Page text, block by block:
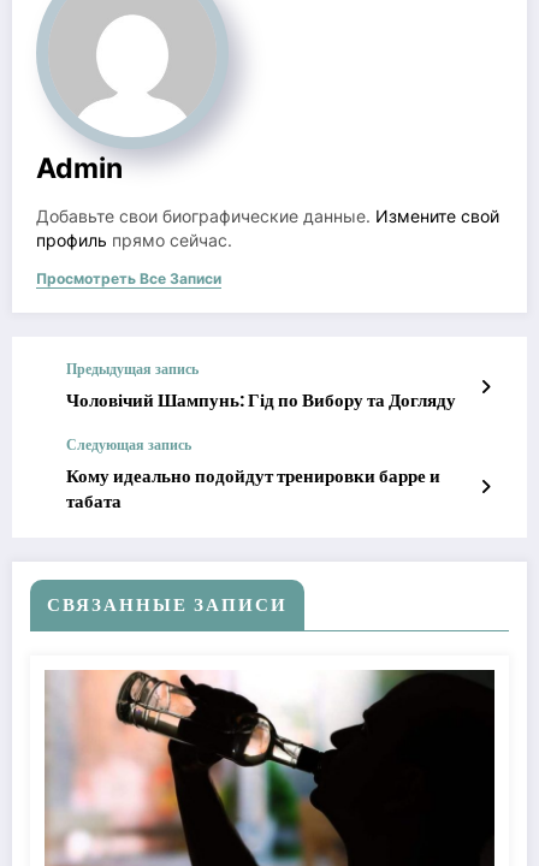
Admin
Добавьте свои биографические данные. Измените свой
профиль прямо сейчас.
Просмотреть Все Записи
Предыдущая запись
Чоловічий Шампунь: Гід по Вибору та Догляду
Следующая запись
Кому идеально подойдут тренировки барре и
табата
СВЯЗАННЫЕ ЗАПИСИ